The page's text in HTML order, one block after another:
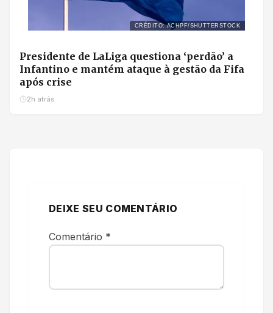
CRÉDITO: ACHPF/SHUTTERSTOCK
Presidente de LaLiga questiona ‘perdão’ a
Infantino e mantém ataque à gestão da Fifa
após crise
2h atrás
DEIXE SEU COMENTÁRIO
Comentário *